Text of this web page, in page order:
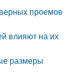
проемов
влияют на их
размеры